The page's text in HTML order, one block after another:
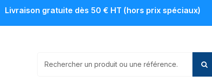
Livraison gratuite dès 50 € HT (hors prix spéciaux)